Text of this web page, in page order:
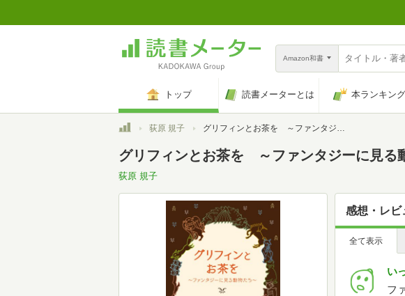
Amazon和書
トップ 読書メーターとは 本ランキング
トップ荻原 規子 グリフィンとお茶を ～ファンタジーに見る動物たち～
グリフィンとお茶を ～ファンタジーに見る
荻原 規子
感想・レビ
全て表示
い
フ